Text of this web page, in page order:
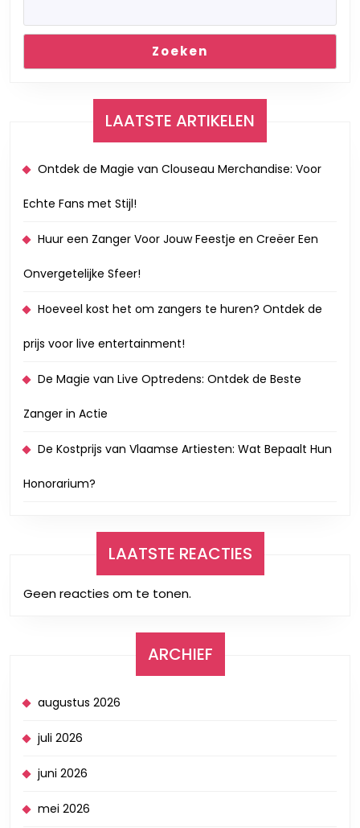
Zoeken
LAATSTE ARTIKELEN
Ontdek de Magie van Clouseau Merchandise: Voor
Echte Fans met Stijl!
Huur een Zanger Voor Jouw Feestje en Creëer Een
Onvergetelijke Sfeer!
Hoeveel kost het om zangers te huren? Ontdek de
prijs voor live entertainment!
De Magie van Live Optredens: Ontdek de Beste
Zanger in Actie
De Kostprijs van Vlaamse Artiesten: Wat Bepaalt Hun
Honorarium?
LAATSTE REACTIES
Geen reacties om te tonen.
ARCHIEF
augustus 2026
juli 2026
juni 2026
mei 2026